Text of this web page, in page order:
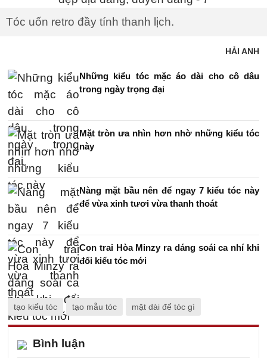
Tóc uốn retro đầy tính thanh lịch.
HẢI ANH
Những kiểu tóc mặc áo dài cho cô dâu
trong ngày trọng đại
Mặt tròn ưa nhìn hơn nhờ những kiểu tóc
này
Nàng mặt bầu nên để ngay 7 kiểu tóc này
để vừa xinh tươi vừa thanh thoát
Con trai Hòa Minzy ra dáng soái ca nhí khi
đổi kiểu tóc mới
tạo kiểu tóc tạo mẫu tóc mặt dài để tóc gì
Bình luận